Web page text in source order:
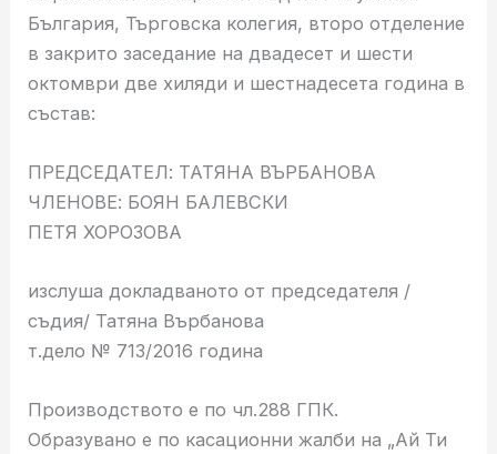
България, Търговска колегия, второ отделение
в закрито заседание на двадесет и шести
октомври две хиляди и шестнадесета година в
състав:
ПРЕДСЕДАТЕЛ: ТАТЯНА ВЪРБАНОВА
ЧЛЕНОВЕ: БОЯН БАЛЕВСКИ
ПЕТЯ ХОРОЗОВА
изслуша докладваното от председателя /
съдия/ Татяна Върбанова
т.дело № 713/2016 година
Производството е по чл.288 ГПК.
Образувано е по касационни жалби на „Ай Ти